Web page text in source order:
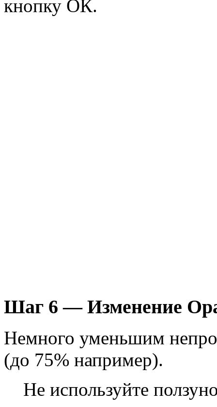
кнопку ОК.
Шаг 6 — Изменение
Немного уменьшим
(до 75% например).
Не используйте